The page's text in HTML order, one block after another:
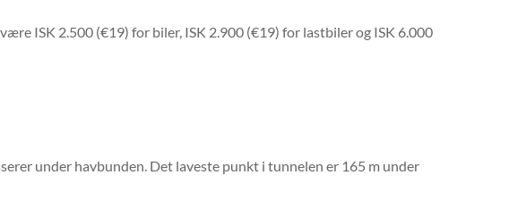
ISK 2.500 (€19) for biler, ISK 2.900 (€19) for lastbiler og ISK 6.000
under havbunden. Det laveste punkt i tunnelen er 165 m under